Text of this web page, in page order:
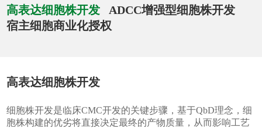
高表达细胞株开发
ADCC增强型细胞株开发
宿主细胞商业化授权
高表达细胞株开发
细胞株开发是临床CMC开发的关键步骤，基于QbD理念，细
胞株构建的优劣将直接决定最终的产物质量，从而影响工艺